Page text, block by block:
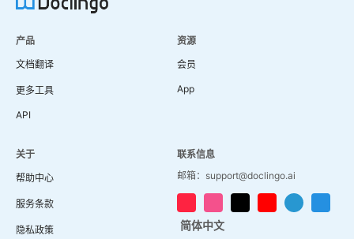
产品
文档翻译
更多工具
API
资源
会员
App
关于
帮助中心
服务条款
隐私政策
联系信息
邮箱：support@doclingo.ai
简体中文